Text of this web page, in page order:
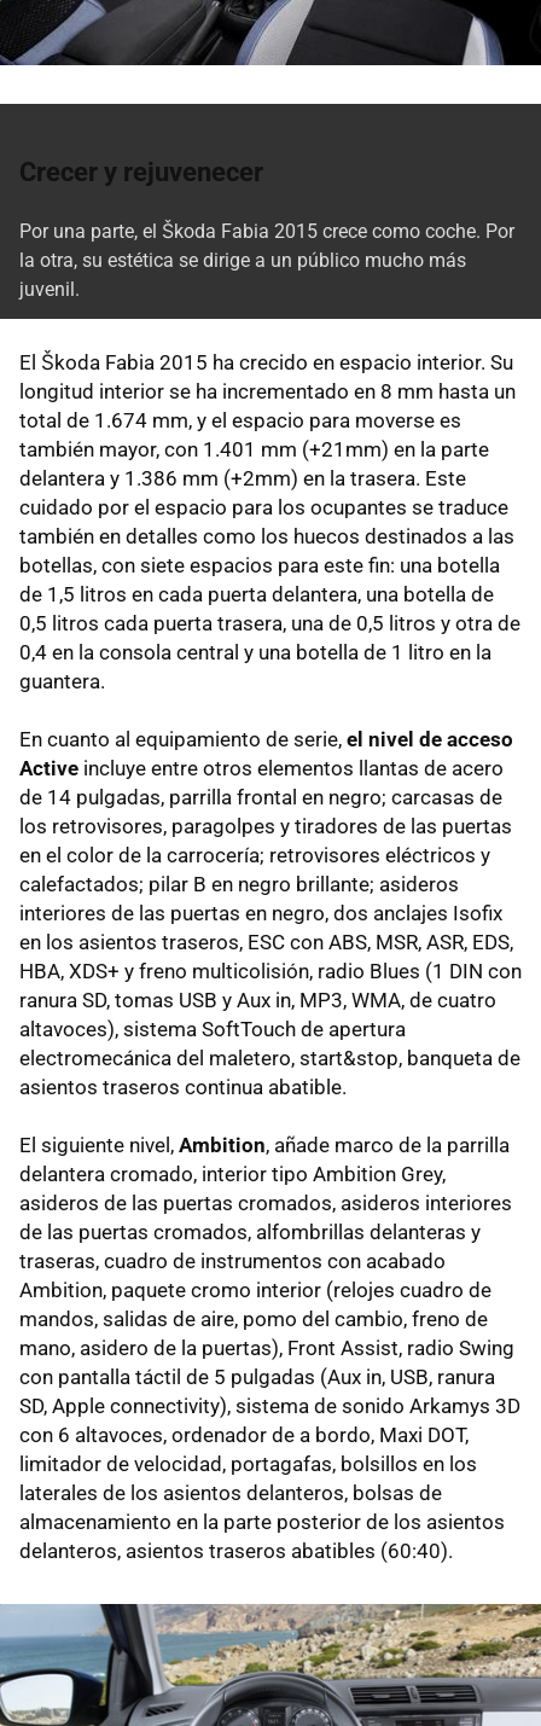
Crecer y rejuvenecer
Por una parte, el Škoda Fabia 2015 crece como coche. Por
la otra, su estética se dirige a un público mucho más
juvenil.
El Škoda Fabia 2015 ha crecido en espacio interior. Su
longitud interior se ha incrementado en 8 mm hasta un
total de 1.674 mm, y el espacio para moverse es
también mayor, con 1.401 mm (+21mm) en la parte
delantera y 1.386 mm (+2mm) en la trasera. Este
cuidado por el espacio para los ocupantes se traduce
también en detalles como los huecos destinados a las
botellas, con siete espacios para este fin: una botella
de 1,5 litros en cada puerta delantera, una botella de
0,5 litros cada puerta trasera, una de 0,5 litros y otra de
0,4 en la consola central y una botella de 1 litro en la
guantera.
En cuanto al equipamiento de serie, el nivel de acceso
Active incluye entre otros elementos llantas de acero
de 14 pulgadas, parrilla frontal en negro; carcasas de
los retrovisores, paragolpes y tiradores de las puertas
en el color de la carrocería; retrovisores eléctricos y
calefactados; pilar B en negro brillante; asideros
interiores de las puertas en negro, dos anclajes Isofix
en los asientos traseros, ESC con ABS, MSR, ASR, EDS,
HBA, XDS+ y freno multicolisión, radio Blues (1 DIN con
ranura SD, tomas USB y Aux in, MP3, WMA, de cuatro
altavoces), sistema SoftTouch de apertura
electromecánica del maletero, start&stop, banqueta de
asientos traseros continua abatible.
El siguiente nivel, Ambition, añade marco de la parrilla
delantera cromado, interior tipo Ambition Grey,
asideros de las puertas cromados, asideros interiores
de las puertas cromados, alfombrillas delanteras y
traseras, cuadro de instrumentos con acabado
Ambition, paquete cromo interior (relojes cuadro de
mandos, salidas de aire, pomo del cambio, freno de
mano, asidero de la puertas), Front Assist, radio Swing
con pantalla táctil de 5 pulgadas (Aux in, USB, ranura
SD, Apple connectivity), sistema de sonido Arkamys 3D
con 6 altavoces, ordenador de a bordo, Maxi DOT,
limitador de velocidad, portagafas, bolsillos en los
laterales de los asientos delanteros, bolsas de
almacenamiento en la parte posterior de los asientos
delanteros, asientos traseros abatibles (60:40).